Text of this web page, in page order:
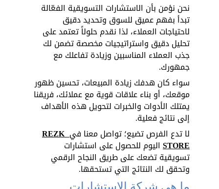
نحن نؤمن بأن الاستشارات التسويقية الفعّالة
تبدأ بفهم عميق للسوق وتحديد دقيق
لاحتياجات العملاء، لذا نقدم حلولاً تعتمد على
تحليل دقيق واستراتيجيات مخصصة تضمن لك
جذب العملاء المناسبين وزيادة تفاعلك مع
جمهورك.
سواء كان هدفك زيادة المبيعات، تحسين ظهور
موقعك، أو بناء علاقات قوية مع عملائك، فريقنا
يمتلك الأدوات والخبرات لتحويل هذه الأهداف
إلى نتائج فعلية.
لا تدع الفرص تضيع؛ تواصل معنا في REZK
STORE اليوم للحصول على استشارات
تسويقية تضعك على طريق النجاح الرقمي
وتحقق لك النتائج التي تستحقها.